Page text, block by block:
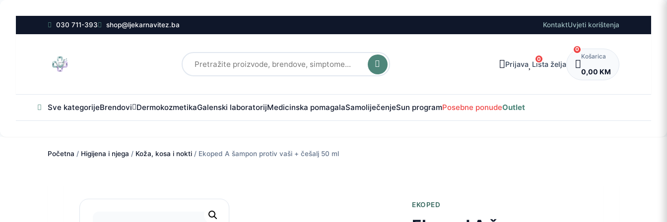
030 711-393 shop@ljekarnavitez.ba KontaktUvjeti korištenja
Prijava
0
Lista želja
0
Košarica
0,00 KM
Sve kategorijeBrendovi DermokozmetikaGalenski laboratorijMedicinska pomagalaSamoliječenjeSun programPosebne ponudeOutlet
Početna / Higijena i njega / Koža, kosa i nokti / Ekoped A šampon protiv vaši + češalj 50 ml
EKOPED